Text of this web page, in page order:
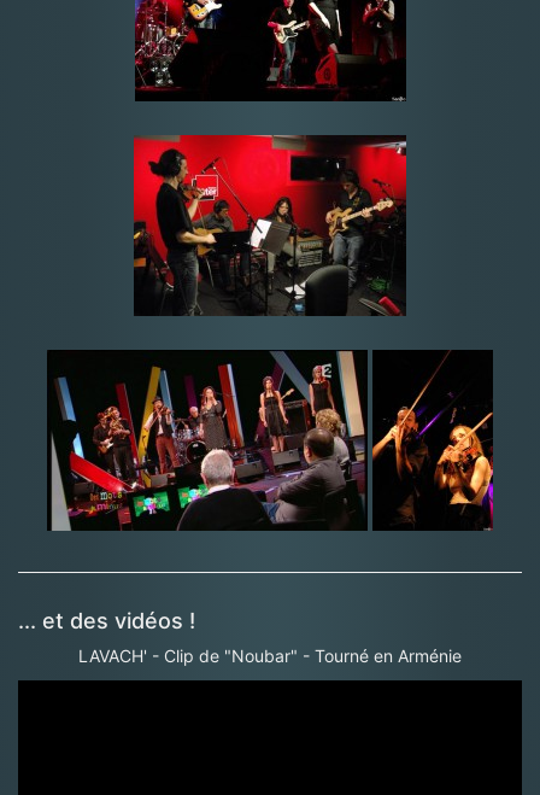
... et des vidéos !
LAVACH' - Clip de "Noubar" - Tourné en Arménie